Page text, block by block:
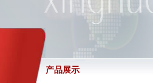
产品展示